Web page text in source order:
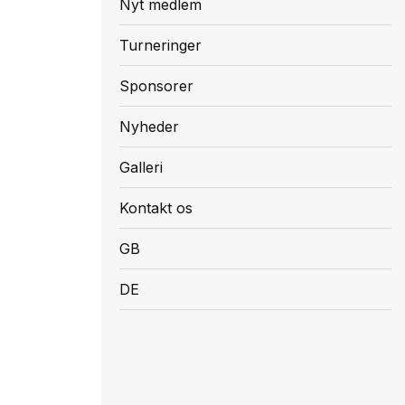
Nyt medlem
Turneringer
Sponsorer
Nyheder
Galleri
Kontakt os
GB
DE